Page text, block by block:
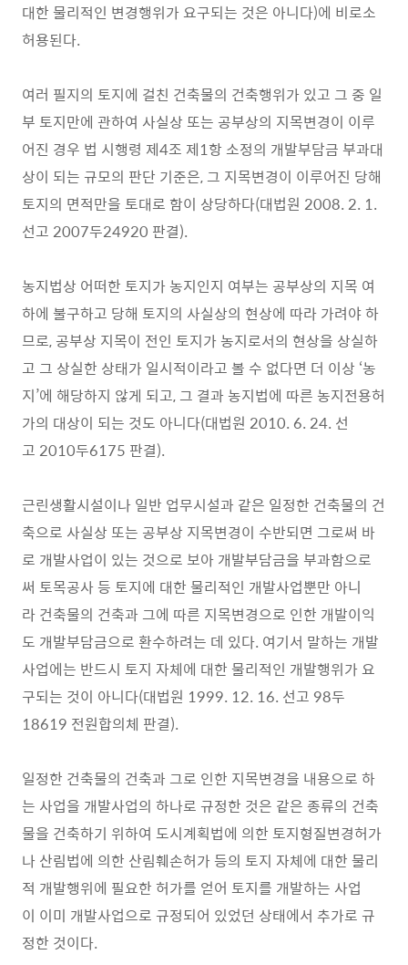
대한 물리적인 변경행위가 요구되는 것은 아니다)에 비로소
허용된다.
여러 필지의 토지에 걸친 건축물의 건축행위가 있고 그 중 일
부 토지만에 관하여 사실상 또는 공부상의 지목변경이 이루
어진 경우 법 시행령 제4조 제1항 소정의 개발부담금 부과대
상이 되는 규모의 판단 기준은, 그 지목변경이 이루어진 당해
토지의 면적만을 토대로 함이 상당하다(대법원 2008. 2. 1.
선고 2007두24920 판결).
농지법상 어떠한 토지가 농지인지 여부는 공부상의 지목 여
하에 불구하고 당해 토지의 사실상의 현상에 따라 가려야 하
므로, 공부상 지목이 전인 토지가 농지로서의 현상을 상실하
고 그 상실한 상태가 일시적이라고 볼 수 없다면 더 이상 ‘농
지’에 해당하지 않게 되고, 그 결과 농지법에 따른 농지전용허
가의 대상이 되는 것도 아니다(대법원 2010. 6. 24. 선
고 2010두6175 판결).
근린생활시설이나 일반 업무시설과 같은 일정한 건축물의 건
축으로 사실상 또는 공부상 지목변경이 수반되면 그로써 바
로 개발사업이 있는 것으로 보아 개발부담금을 부과함으로
써 토목공사 등 토지에 대한 물리적인 개발사업뿐만 아니
라 건축물의 건축과 그에 따른 지목변경으로 인한 개발이익
도 개발부담금으로 환수하려는 데 있다. 여기서 말하는 개발
사업에는 반드시 토지 자체에 대한 물리적인 개발행위가 요
구되는 것이 아니다(대법원 1999. 12. 16. 선고 98두
18619 전원합의체 판결).
일정한 건축물의 건축과 그로 인한 지목변경을 내용으로 하
는 사업을 개발사업의 하나로 규정한 것은 같은 종류의 건축
물을 건축하기 위하여 도시계획법에 의한 토지형질변경허가
나 산림법에 의한 산림훼손허가 등의 토지 자체에 대한 물리
적 개발행위에 필요한 허가를 얻어 토지를 개발하는 사업
이 이미 개발사업으로 규정되어 있었던 상태에서 추가로 규
정한 것이다.